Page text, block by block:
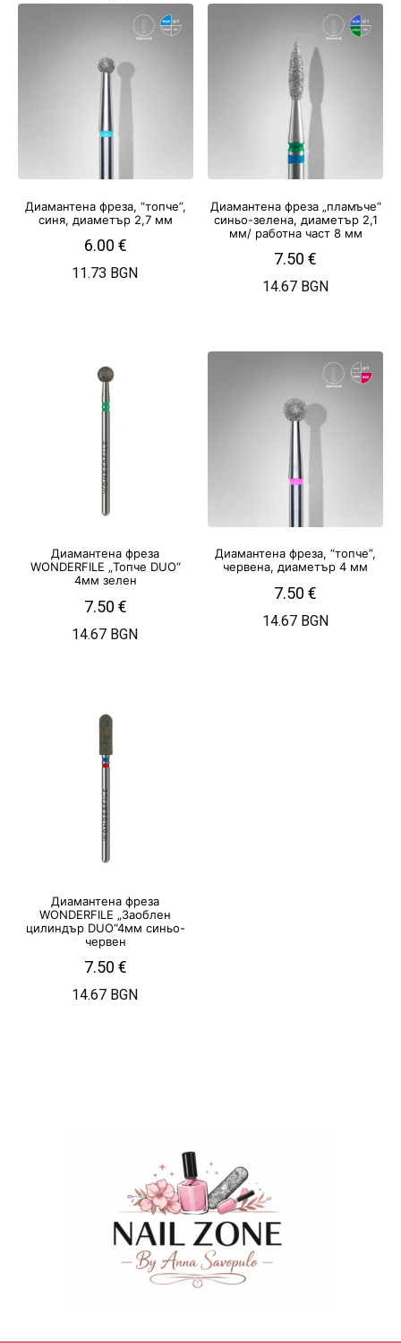
Диамантена фреза, “топче”,
синя, диаметър 2,7 мм
6.00 €
11.73 BGN
Диамантена фреза „пламъче“
синьо-зелена, диаметър 2,1
мм/ работна част 8 мм
7.50€
14.67 BGN
Диамантена фреза
WONDERFILE „Топче DUO“
4мм зелен
7.50 €
14.67 BGN
Диамантена фреза, “топче”,
червена, диаметър 4 мм
7.50€
14.67 BGN
Диамантена фреза
WONDERFILE „Заоблен
цилиндър DUO“4мм синьо-
червен
7.50 €
14.67 BGN